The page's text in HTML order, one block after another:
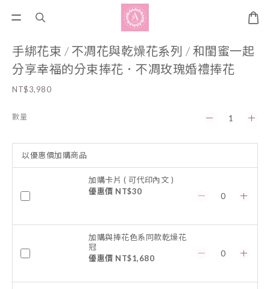
手綁花束 / 不凋花與乾燥花系列 / 和閨蜜一起
分享幸福的分束捧花．不凋玫瑰婚禮捧花
NT$3,980
數量
以優惠價加購商品
加購卡片 ( 可代印內文 )
優惠價 NT$30
加購與捧花色系同款乾燥花
冠
優惠價 NT$1,680